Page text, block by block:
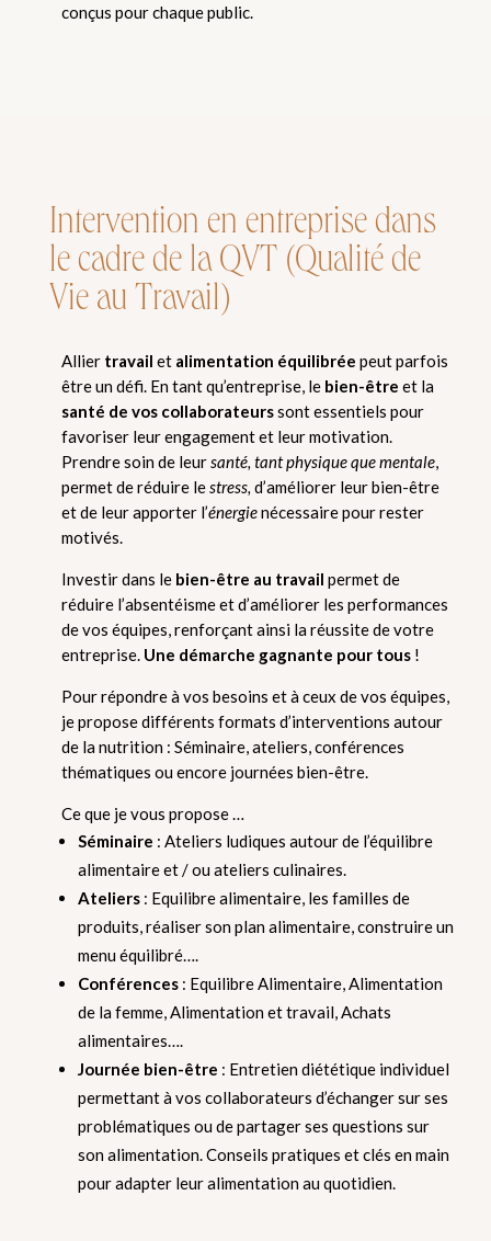
conçus pour chaque public.
Intervention en entreprise dans
le cadre de la QVT (Qualité de
Vie au Travail)
Alliertravail et alimentation équilibrée peut parfois
être un défi. En tant qu’entreprise, le bien-être et la
santé de vos collaborateurssont essentiels pour
favoriser leur engagement et leur motivation.
Prendre soin de leursanté, tant physique que mentale,
permet de réduire lestress, d’améliorer leur bien-être
et de leur apporter l’énergienécessaire pour rester
motivés.
Investir dans le bien-être au travail permet de
réduire l’absentéisme et d’améliorer les performances
de vos équipes, renforçant ainsi la réussite de votre
entreprise. Une démarche gagnante pour tous!
Pour répondre à vos besoins et à ceux de vos équipes,
je propose différents formats d’interventions autour
de la nutrition : Séminaire, ateliers, conférences
thématiques ou encore journées bien-être.
Ce que je vous propose …
Séminaire : Ateliers ludiques autour de l’équilibre
alimentaire et / ou ateliers culinaires.
Ateliers: Equilibre alimentaire, les familles de
produits, réaliser son plan alimentaire, construire un
menu équilibré….
Conférences: Equilibre Alimentaire, Alimentation
de la femme, Alimentation et travail, Achats
alimentaires….
Journée bien-être : Entretien diététique individuel
permettant à vos collaborateurs d’échanger sur ses
problématiques ou de partager ses questions sur
son alimentation. Conseils pratiques et clés en main
pour adapter leur alimentation au quotidien.